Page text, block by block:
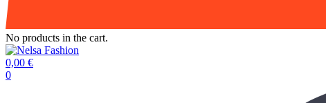
No products in the cart.
0,00 €
0